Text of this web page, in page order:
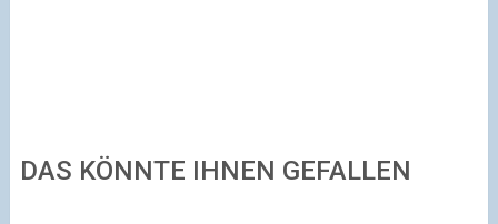
DAS KÖNNTE IHNEN GEFALLEN